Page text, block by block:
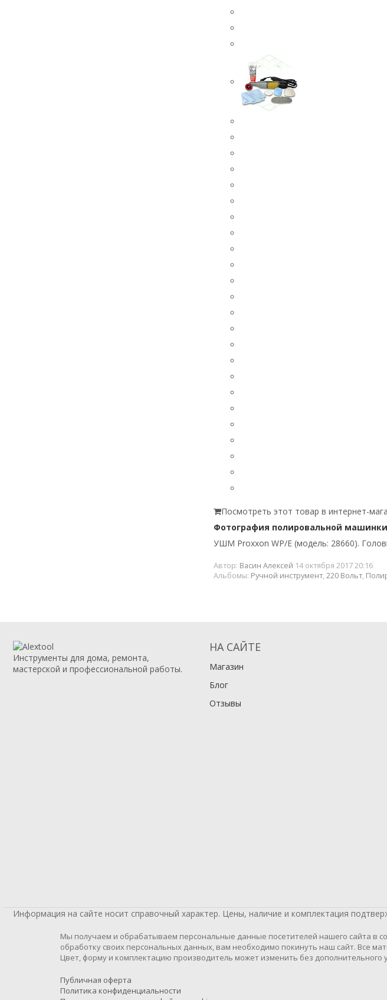
Посмотреть этот товар в интернет-
Фотография полировальной машинки
УШМ Proxxon WP/E (модель: 28660).
Автор: Васин Алексей 14 октября 2017 20:16
Альбомы: Ручной инструмент, 220 Вольт,
Инструменты для дома, ремонта,
мастерской и профессиональной работы.
НА САЙТЕ
Магазин
Блог
Отзывы
Информация на сайте носит справочный характер. Цены, наличие и комплектация
Мы получаем и обрабатываем персональные данные посетителей нашего сайта в
обработку своих персональных данных, вам необходимо покинуть наш сайт. Все
Цвет, форму и комплектацию производитель может изменить без дополнительного
Публичная оферта
Политика конфиденциальности